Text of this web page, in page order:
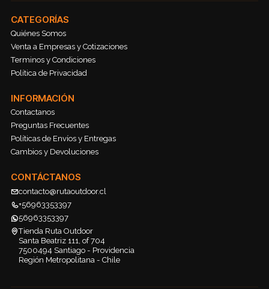
CATEGORÍAS
Quiénes Somos
Venta a Empresas y Cotizaciones
Terminos y Condiciones
Política de Privacidad
INFORMACIÓN
Contactanos
Preguntas Frecuentes
Políticas de Envíos y Entregas
Cambios y Devoluciones
CONTÁCTANOS
contacto@rutaoutdoor.cl
+56963353397
56963353397
Tienda Ruta Outdoor
Santa Beatriz 111, of 704
7500494 Santiago - Providencia
Región Metropolitana - Chile